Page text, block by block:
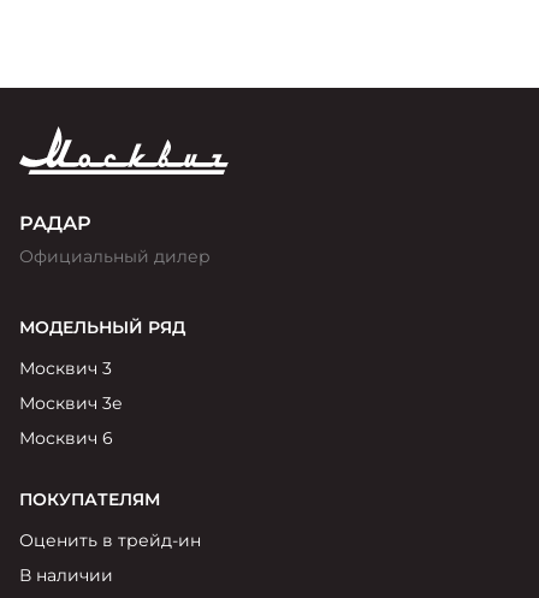
РАДАР
Официальный дилер
МОДЕЛЬНЫЙ РЯД
Москвич 3
Москвич 3е
Москвич 6
ПОКУПАТЕЛЯМ
Оценить в трейд-ин
В наличии